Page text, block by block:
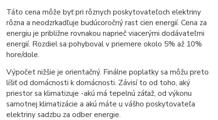
Táto cena môže byť pri rôznych poskytovateľoch elektriny
rôzna a neodzrkadľuje budúcoročný rast cien energií. Cena za
energiu je približne rovnakou naprieč viacerými dodávateľmi
energií. Rozdiel sa pohyboval v priemere okolo 5% až 10%
hore/dole.
Výpočet nižšie je orientačný. Finálne poplatky sa môžu preto
líšiť od domácnosti k domácnosti. Závisí to od toho, aký
priestor sa klimatizuje -akú má tepelnú záťaž, od výkonu
samotnej klimatizácie a akú máte u vášho poskytovateľa
elektriny sadzbu za odber energie.